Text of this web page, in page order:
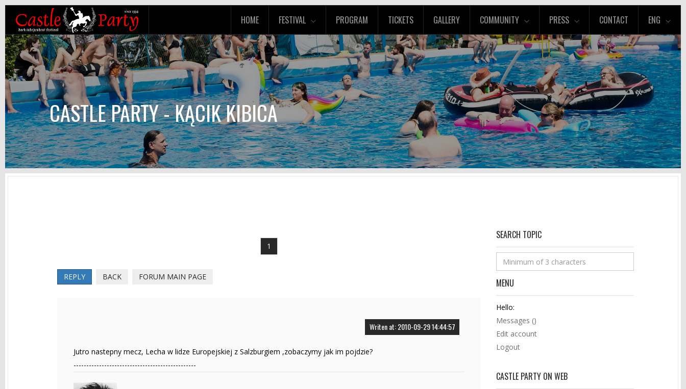
HOME FESTIVAL PROGRAM TICKETS GALLERY COMMUNITY PRESS CONTACT ENG
CASTLE PARTY - KĄCIK KIBICA
1
REPLY BACK FORUM MAIN PAGE
Writen at: 2010-09-29 14:44:57
Jutro nastepny mecz, Lecha w lidze Europejskiej z Salzburgiem ,zobaczymy jak im pojdzie?
------------------------------------------------
SEARCH TOPIC
MENU
Hello:
Messages ()
Edit account
Logout
CASTLE PARTY ON WEB